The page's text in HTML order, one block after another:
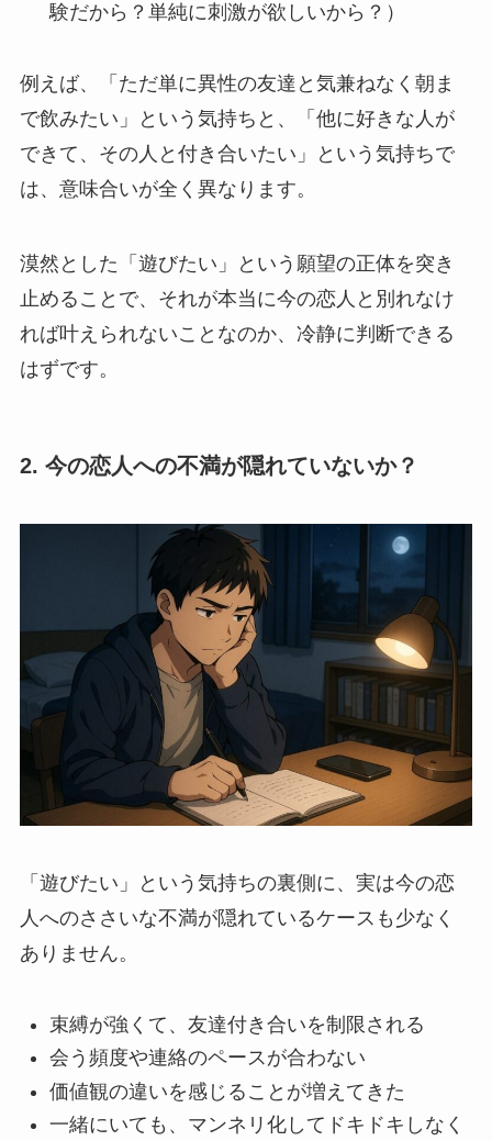
験だから？単純に刺激が欲しいから？）
例えば、「ただ単に異性の友達と気兼ねなく朝ま
で飲みたい」という気持ちと、「他に好きな人が
できて、その人と付き合いたい」という気持ちで
は、意味合いが全く異なります。
漠然とした「遊びたい」という願望の正体を突き
止めることで、それが本当に今の恋人と別れなけ
れば叶えられないことなのか、冷静に判断できる
はずです。
2. 今の恋人への不満が隠れていないか？
「遊びたい」という気持ちの裏側に、実は今の恋
人へのささいな不満が隠れているケースも少なく
ありません。
束縛が強くて、友達付き合いを制限される
会う頻度や連絡のペースが合わない
価値観の違いを感じることが増えてきた
一緒にいても、マンネリ化してドキドキしなく